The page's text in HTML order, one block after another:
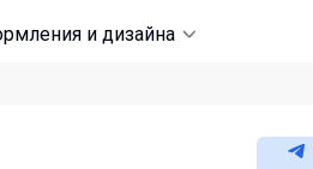
и дизайна